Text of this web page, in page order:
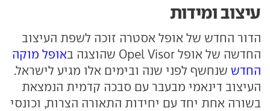
עיצוב ומידות
הדור החדש של אופל אסטרה זוכה לשפת העיצוב
החדשה של אופל Opel Visor שהוצגה ב
אופל מוקה
החדש שנחשף לפני שנה ובימים אלו מגיע לישראל.
העיצוב דינאמי מבעבר עם סבכה קדמית הנמצאת
בשורה אחת יחד עם יחידות התאורה הצרות, וכונסי